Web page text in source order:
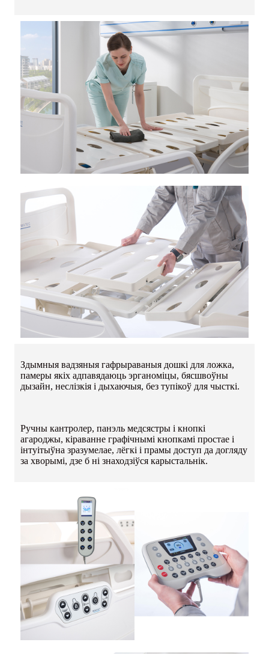
Здымныя вадзяныя гафрыраваныя дошкі для ложка,
памеры якіх адпавядаюць эрганоміцы, бясшвоўны
дызайн, неслізкія і дыхаючыя, без тупікоў для чысткі.
Ручны кантролер, панэль медсястры і кнопкі
агароджы, кіраванне графічнымі кнопкамі простае і
інтуітыўна зразумелае, лёгкі і прамы доступ да догляду
за хворымі, дзе б ні знаходзіўся карыстальнік.